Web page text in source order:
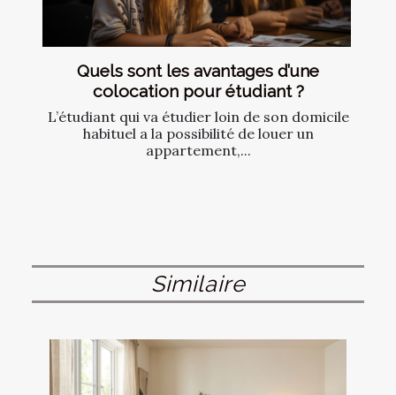
Quels sont les avantages d’une
colocation pour étudiant ?
L’étudiant qui va étudier loin de son domicile
habituel a la possibilité de louer un
appartement,...
Similaire